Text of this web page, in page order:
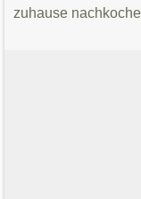
zuhause